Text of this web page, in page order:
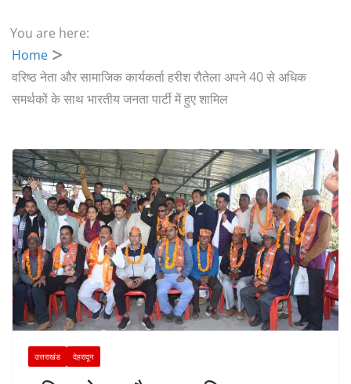
You are here:
Home
वरिष्ठ नेता और सामाजिक कार्यकर्ता हरीश रौतेला अपने 40 से अधिक
समर्थकों के साथ भारतीय जनता पार्टी में हुए शामिल
उत्तराखंड देहरादून